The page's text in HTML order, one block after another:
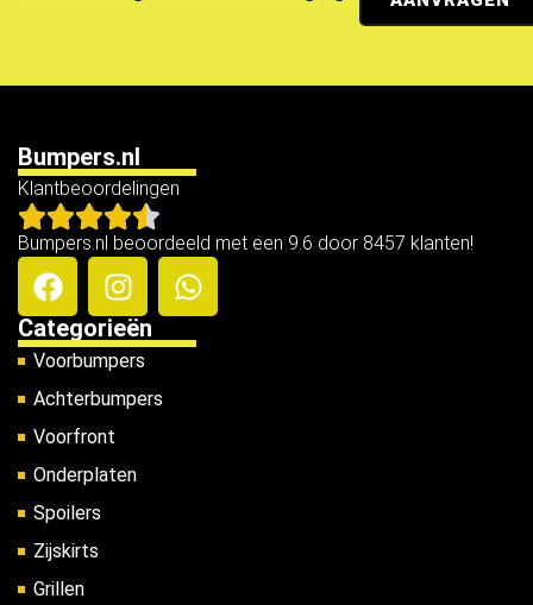
Bumpers.nl
Klantbeoordelingen
Bumpers.nl beoordeeld met een 9.6 door 8457 klanten!
Categorieën
Voorbumpers
Achterbumpers
Voorfront
Onderplaten
Spoilers
Zijskirts
Grillen